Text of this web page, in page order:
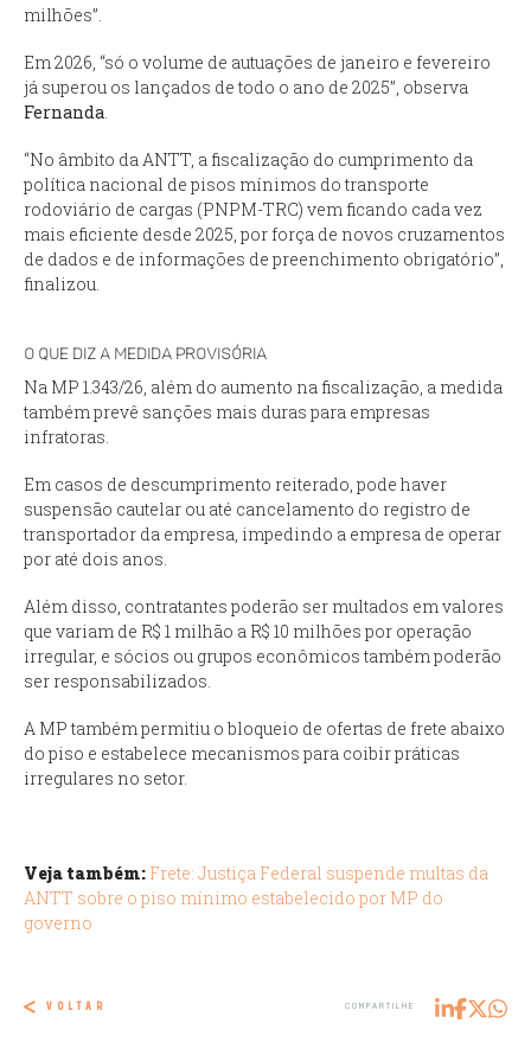
milhões”.
Em 2026, “só o volume de autuações de janeiro e fevereiro
já superou os lançados de todo o ano de 2025”, observa
Fernanda
“No âmbito da ANTT, a fiscalização do cumprimento da
política nacional de pisos mínimos do transporte
rodoviário de cargas (PNPM-TRC) vem ficando cada vez
mais eficiente desde 2025, por força de novos cruzamentos
de dados e de informações de preenchimento obrigatório”,
finalizou.
O QUE DIZ A MEDIDA PROVISÓRIA
Na MP 1.343/26, além do aumento na fiscalização, a medida
também prevê sanções mais duras para empresas
infratoras.
Em casos de descumprimento reiterado, pode haver
suspensão cautelar ou até cancelamento do registro de
transportador da empresa, impedindo a empresa de operar
por até dois anos.
Além disso, contratantes poderão ser multados em valores
que variam de R$ 1 milhão a R$ 10 milhões por operação
irregular, e sócios ou grupos econômicos também poderão
ser responsabilizados.
A MP também permitiu o bloqueio de ofertas de frete abaixo
do piso e estabelece mecanismos para coibir práticas
irregulares no setor.
Veja também: Frete: Justiça Federal suspende multas da
ANTT sobre o piso mínimo estabelecido por MP do
governo
VOLTAR COMPARTILHE